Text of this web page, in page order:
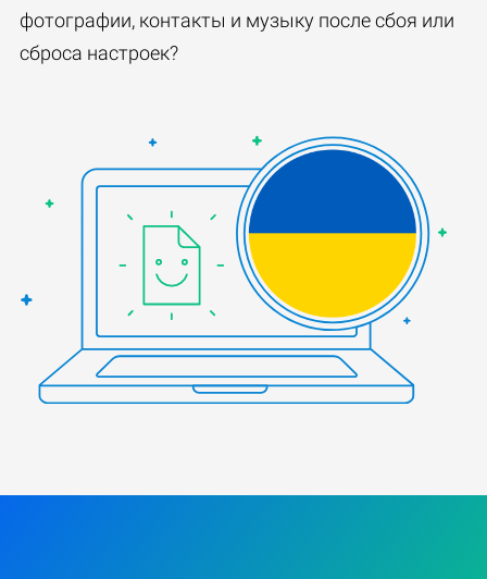
фотографии, контакты и музыку после сбоя или
сброса настроек?